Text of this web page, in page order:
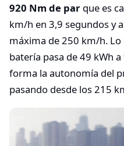
920 Nm de par que es
km/h en 3,9 segundos y
máxima de 250 km/h.
batería pasa de 49 kWh
forma la autonomía del
pasando desde los 215